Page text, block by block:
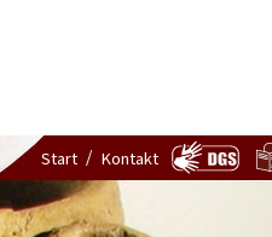
Start Kontakt